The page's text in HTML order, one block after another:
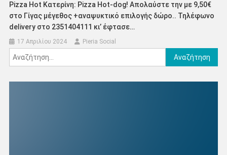
Pizza Hot Κατερίνη: Pizza Hot-dog! Απολαύστε την με 9,50€
στο Γίγας μέγεθος +αναψυκτικό επιλογής δώρο.. Τηλέφωνο
delivery στο 2351404111 κι’ έφτασε…
17 Απριλίου 2024 Pieria Social
Αναζήτηση
για: